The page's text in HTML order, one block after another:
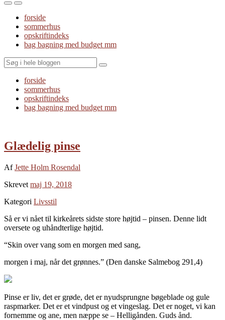
Toggle
mobile
menu
Toggle
the
search
field
forside
sommerhus
opskriftindeks
bag bagning med budget mm
Search
forside
sommerhus
opskriftindeks
bag bagning med budget mm
Glædelig pinse
AfJette Holm Rosendal
Skrevet maj 19, 2018
Kategori Livsstil
Så er vi nået til kirkeårets sidste store højtid – pinsen. Denne lidt
oversete og uhåndterlige højtid.
“Skin over vang som en morgen med sang,
morgen i maj, når det grønnes.” (Den danske Salmebog 291,4)
Pinse er liv, det er grøde, det er nyudsprungne bøgeblade og gule
raspmarker. Det er et vindpust og et vingeslag. Det er noget, vi kan
fornemme og ane, men næppe se – Helligånden. Guds ånd.